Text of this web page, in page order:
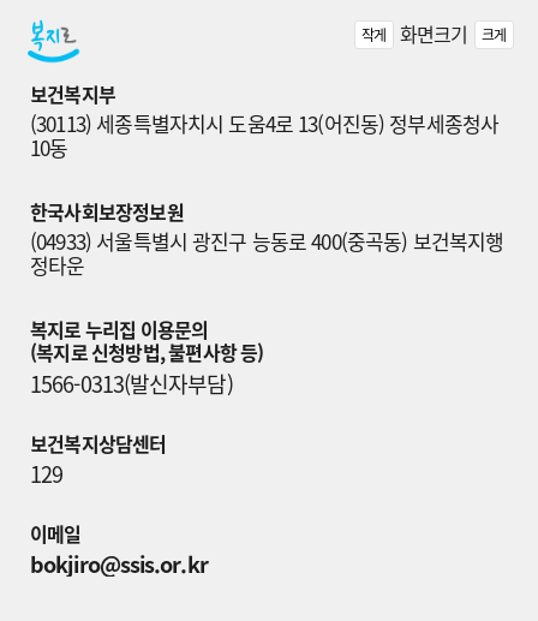
작게 화면크기 크게
보건복지부
(30113) 세종특별자치시 도움4로 13(어진동) 정부세종청사
10동
한국사회보장정보원
(04933) 서울특별시 광진구 능동로 400(중곡동) 보건복지행
정타운
복지로 누리집 이용문의
(복지로 신청방법, 불편사항 등)
1566-0313(발신자부담)
보건복지상담센터
129
이메일
bokjiro@ssis.or.kr